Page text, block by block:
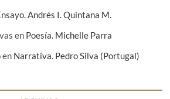
Andrés I. Quintana M.
en Poesía. Michelle Parra
en Narrativa. Pedro Silva (Portugal)